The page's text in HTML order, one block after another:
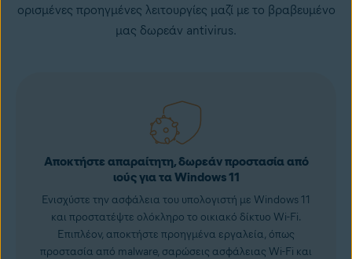
ορισμένες προηγμένες λειτουργίες μαζί με το βραβευμένο
μας δωρεάν antivirus.
Αποκτήστε απαραίτητη, δωρεάν προστασία από
ιούς για τα Windows 11
Ενισχύστε την ασφάλεια του υπολογιστή με Windows 11
και προστατέψτε ολόκληρο το οικιακό δίκτυο Wi-Fi.
Επιπλέον, αποκτήστε προηγμένα εργαλεία, όπως
προστασία από malware, σαρώσεις ασφάλειας Wi-Fi και